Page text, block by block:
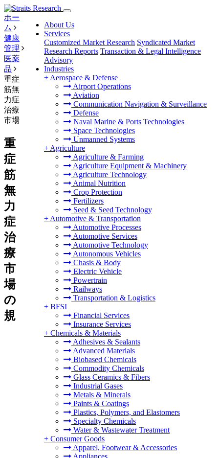
About Us
Services
Customized Market Research Syndicated Market
Research Reports Transaction & Legal Intelligence
Advisory
Industries
+ Aerospace & Defense
Airport Operations
Aviation
Communication Navigation & Surveillance
Defense
Naval Marine & Ports Technologies
Space Technologies
Unmanned Systems
+ Agriculture
Agriculture & Farming
Agriculture Equipment & Machinery
Agriculture Technology
Animal Nutrition
Crop Protection
Fertilizers
Seed & Seed Technology
+ Automotive & Transportation
Automotive Processes
Automotive Services
Automotive Technology
Autonomous Vehicles
Chasis & Body
Electric Vehicle
Powertrain
Railways
Transportation & Logistics
+ BFSI
Financial Services
Insurance Services
+ Chemicals & Materials
Adhesives & Sealants
Advanced Materials
Biobased Chemicals
Commodity Chemicals
Glass Ceramics & Fibers
Industrial Gases
Metals & Minerals
Paints & Coatings
Plastics, Polymers, and Elastomers
Specialty Chemicals
Water & Wastewater Treatment
+ Consumer Goods
Apparel, Footwear & Accessories
Appliances
ホー
ム
健康
管理
医薬
品
重症
筋無
力症
治療
市場
重
症
筋
無
力
症
治
療
市
場
の
規